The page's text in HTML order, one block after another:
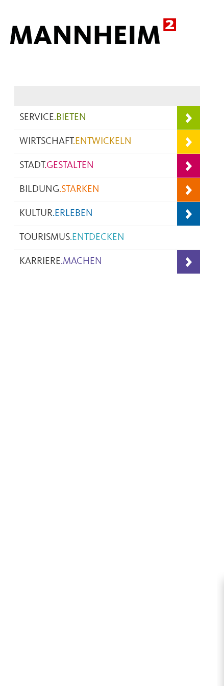
SERVICE.BIETEN
WIRTSCHAFT.ENTWICKELN
STADT.GESTALTEN
BILDUNG.STÄRKEN
KULTUR.ERLEBEN
TOURISMUS.ENTDECKEN
KARRIERE.MACHEN